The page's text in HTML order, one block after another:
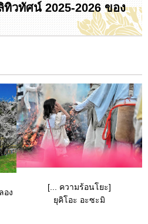
วทัศน์ 2025-2026 ของ
อง
[... ความร้อนโยะ]
ยุคิโอะ อะซะมิ